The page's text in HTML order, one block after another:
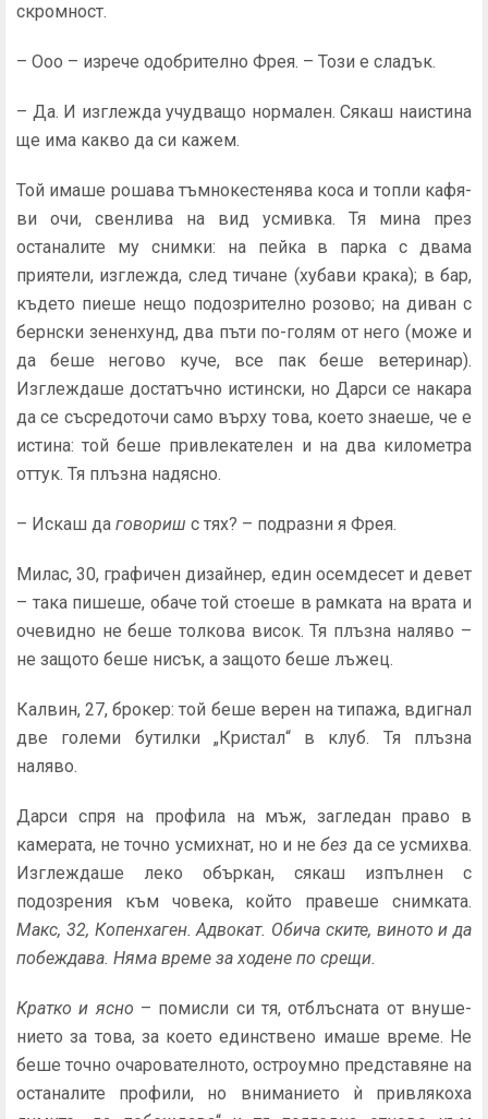
скромност.
– Ооо – изрече одобрително Фрея. – Този е сладък.
– Да. И изглежда учудващо нормален. Сякаш наистина
ще има какво да си кажем.
Той имаше рошава тъмнокестенява коса и топли кафя­
ви очи, свенлива на вид усмивка. Тя мина през
останалите му снимки: на пейка в парка с двама
приятели, изглежда, след тичане (хубави крака); в бар,
където пиеше нещо подозрително розово; на диван с
бернски зененхунд, два пъти по-голям от него (може и
да беше негово куче, все пак беше ветеринар).
Изглеждаше достатъчно истински, но Дарси се накара
да се съсредоточи само върху това, което знаеше, че е
истина: той беше привлекателен и на два километра
оттук. Тя плъзна надясно.
– Искаш да говориш с тях? – подразни я Фрея.
Милас, 30, графичен дизайнер, един осемдесет и де­вет
– така пишеше, обаче той стоеше в рамката на врата и
очевидно не беше толкова висок. Тя плъзна наляво –
не защото беше нисък, а защото беше лъжец.
Калвин, 27, брокер: той беше верен на типажа, вдигнал
две големи бутилки „Кристал“ в клуб. Тя плъзна
наляво.
Дарси спря на профила на мъж, загледан право в
каме­рата, не точно усмихнат, но и небез да се усмихва.
Изглеждаше леко объркан, сякаш изпълнен с
подозрения към човека, който правеше снимката.
Макс, 32, Копенхаген. Ад­вокат. Обича ските, виното и да
побеждава. Няма време за ходене по срещи.
Кратко и ясно – помисли си тя, отблъсната от внуше­
нието за това, за което единствено имаше време. Не
беше точно очарователното, остроумно представяне на
остана­лите профили, но вниманието ѝ привлякоха